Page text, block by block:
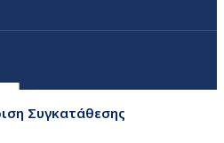
Συγκατάθεσης